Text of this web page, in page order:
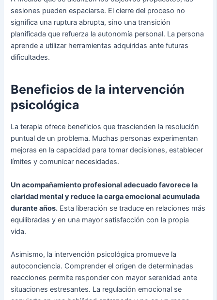
sesiones pueden espaciarse. El cierre del proceso no
significa una ruptura abrupta, sino una transición
planificada que refuerza la autonomía personal. La persona
aprende a utilizar herramientas adquiridas ante futuras
dificultades.
Beneficios de la intervención
psicológica
La terapia ofrece beneficios que trascienden la resolución
puntual de un problema. Muchas personas experimentan
mejoras en la capacidad para tomar decisiones, establecer
límites y comunicar necesidades.
Un acompañamiento profesional adecuado favorece la
claridad mental y reduce la carga emocional acumulada
durante años. Esta liberación se traduce en relaciones más
equilibradas y en una mayor satisfacción con la propia
vida.
Asimismo, la intervención psicológica promueve la
autoconciencia. Comprender el origen de determinadas
reacciones permite responder con mayor serenidad ante
situaciones estresantes. La regulación emocional se